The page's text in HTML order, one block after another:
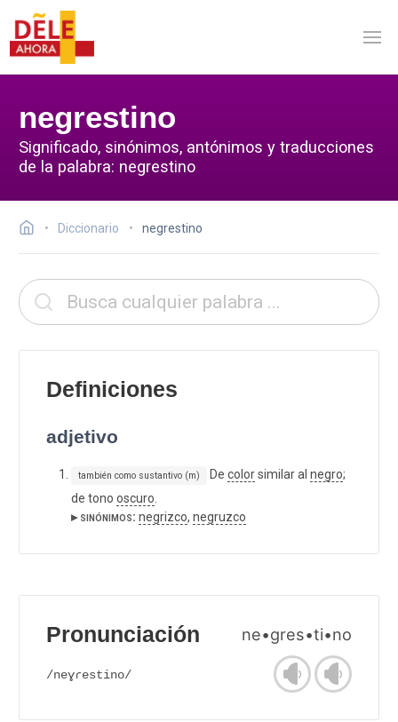
negrestino
Significado, sinónimos, antónimos y traducciones
de la palabra: negrestino
Diccionario negrestino
Definiciones
adjetivo
también como sustantivo (m) De colorsimilar al negro;
de tono oscuro
▸ sinónimos: negrizco, negruzco
Pronunciación ne•gres•ti•no
/neɣɾestino/